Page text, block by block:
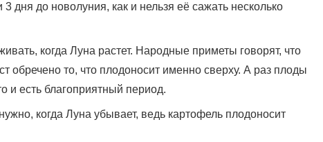
дня до новолуния, как и нельзя её сажать несколько
когда Луна растет. Народные приметы говорят, что
обречено то, что плодоносит именно сверху. А раз плоды
и есть благоприятный период.
когда Луна убывает, ведь картофель плодоносит